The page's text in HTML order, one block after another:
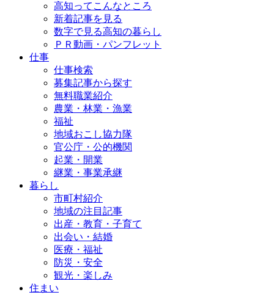
高知ってこんなところ
新着記事を見る
数字で見る高知の暮らし
ＰＲ動画・パンフレット
仕事
仕事検索
募集記事から探す
無料職業紹介
農業・林業・漁業
福祉
地域おこし協力隊
官公庁・公的機関
起業・開業
継業・事業承継
暮らし
市町村紹介
地域の注目記事
出産・教育・子育て
出会い・結婚
医療・福祉
防災・安全
観光・楽しみ
住まい